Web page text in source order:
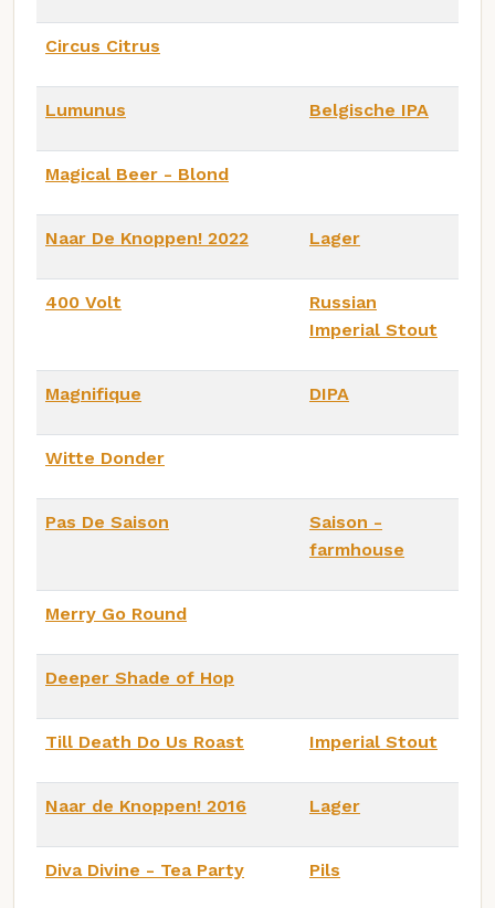
Circus Citrus
Lumunus Belgische IPA
Magical Beer - Blond
Naar De Knoppen! 2022 Lager
400 Volt
Russian
Imperial Stout
Magnifique DIPA
Witte Donder
Pas De Saison
Saison -
farmhouse
Merry Go Round
Deeper Shade of Hop
Till Death Do Us Roast Imperial Stout
Naar de Knoppen! 2016 Lager
Diva Divine - Tea Party Pils